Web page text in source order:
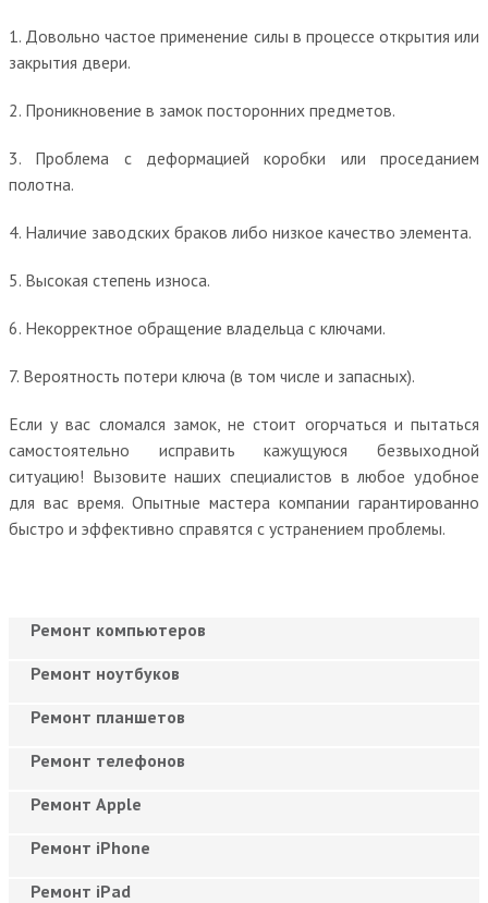
1. Довольно частое применение силы в процессе открытия или
закрытия двери.
2. Проникновение в замок посторонних предметов.
3. Проблема с деформацией коробки или проседанием
полотна.
4. Наличие заводских браков либо низкое качество элемента.
5. Высокая степень износа.
6. Некорректное обращение владельца с ключами.
7. Вероятность потери ключа (в том числе и запасных).
Если у вас сломался замок, не стоит огорчаться и пытаться
самостоятельно исправить кажущуюся безвыходной
ситуацию! Вызовите наших специалистов в любое удобное
для вас время. Опытные мастера компании гарантированно
быстро и эффективно справятся с устранением проблемы.
Ремонт компьютеров
Ремонт ноутбуков
Ремонт планшетов
Ремонт телефонов
Ремонт Apple
Ремонт iPhone
Ремонт iPad